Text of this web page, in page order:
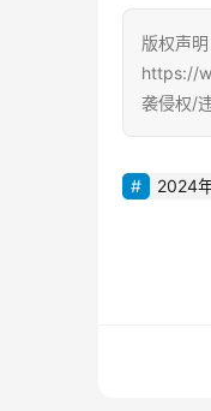
版权声
https://
袭侵权/
2024